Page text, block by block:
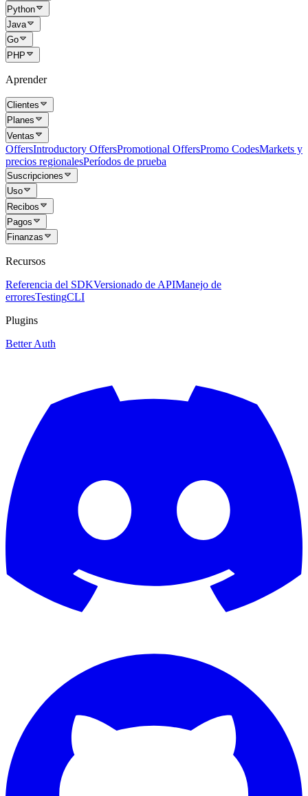
Python
Java
Go
PHP
Aprender
Clientes
Planes
Ventas
OffersIntroductory OffersPromotional OffersPromo CodesMarkets y
precios regionalesPeríodos de prueba
Suscripciones
Uso
Recibos
Pagos
Finanzas
Recursos
Referencia del SDKVersionado de APIManejo de
erroresTestingCLI
Plugins
Better Auth